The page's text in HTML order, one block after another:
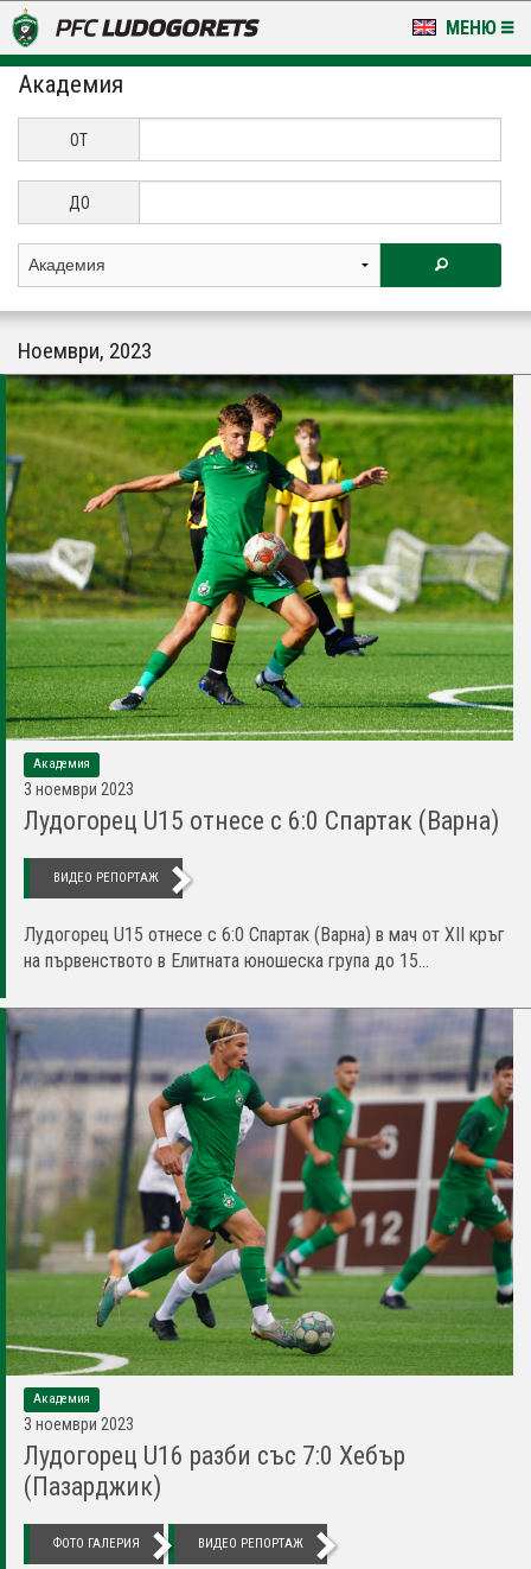
МЕНЮ
НОВИНИ & ГАЛЕРИИ
LUDOGORETS TV
СТАДИОН & БАЗИ
ЗА ФЕНОВЕ
Академия
ОТ
ДО
Ноември, 2023
Академия
3 ноември 2023
Лудогорец U15 отнесе с 6:0 Спартак (Варна)
ВИДЕО РЕПОРТАЖ
Лудогорец U15 отнесе с 6:0 Спартак (Варна) в мач от XII кръг
на първенството в Елитната юношеска група до 15...
Академия
3 ноември 2023
Лудогорец U16 разби със 7:0 Хебър
(Пазарджик)
ФОТО ГАЛЕРИЯ ВИДЕО РЕПОРТАЖ